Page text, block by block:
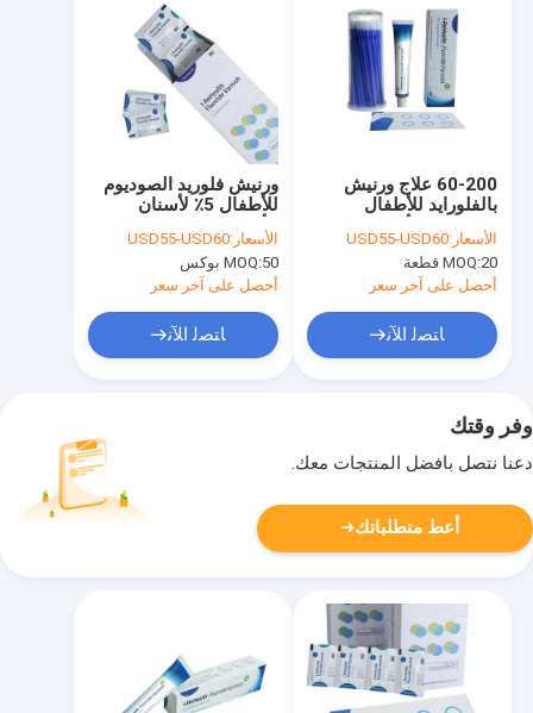
ورنيش فلوريد الصوديوم
للأطفال 5٪ لأسنان
مجموعة
الأسعار:USD55-USD60
MOQ:50 بوكس
أحصل على آخر سعر
ﺎﺘﺼﻟ ﺍﻶﻧ
60-200 علاج ورنيش
بالفلورايد للأطفال
لحساسية الأسنان
الأسعار:USD55-USD60
MOQ:20 قطعة
أحصل على آخر سعر
ﺎﺘﺼﻟ ﺍﻶﻧ
وفر وقتك
دعنا نتصل بأفضل المنتجات معك.
أعط متطلباتك